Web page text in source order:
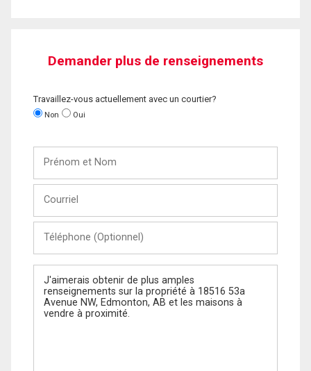
Demander plus de renseignements
Travaillez-vous actuellement avec un courtier?
Non Oui
Nom
(Optionnel)
Message